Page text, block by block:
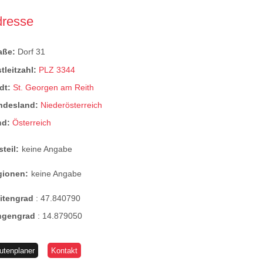
Dorf 31
PLZ 3344
St. Georgen am Reith
Niederösterreich
Österreich
keine Angabe
keine Angabe
:47.840790
: 14.879050
Kontakt